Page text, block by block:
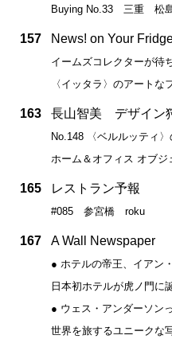
Buying No.33 三重 松
157 News! on Your
イームズコレクターが待
〈イッタラ〉のアートな
163 長山智美 デザイン
No.148 〈ベルルッティ〉
ホーム＆オフィス オブジ
165 レストラン予報
#085 参宮橋 roku
167 A Wall Newspaper
● ホテルの帝王、イアン
日本初ホテルが虎ノ門に
● ウェス・アンダーソン
世界を旅するユニークな